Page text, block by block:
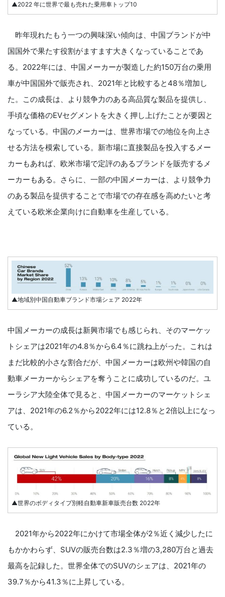
▲2022 年に世界で最も売れた乗用車トップ10
昨年現れたもう一つの興味深い傾向は、中国ブランドが中
国国外で果たす役割がますます大きくなっていることであ
る。2022年には、中国メーカーが製造した約150万台の乗用
車が中国国外で販売され、2021年と比較すると48％増加し
た。この成長は、より競争力のある高品質な製品を提供し、
手頃な価格のEVセグメントを大きく押し上げたことが要因と
なっている。中国のメーカーは、世界市場での地位を向上さ
せる方法を模索している。新市場に直接製品を投入するメー
カーもあれば、欧米市場で定評のあるブランドを販売するメ
ーカーもある。さらに、一部の中国メーカーは、より競争力
のある製品を提供することで市場での存在感を高めたいと考
えている欧米企業向けに自動車を生産している。
▲地域別中国自動車ブランド市場シェア 2022年
中国メーカーの成長は新興市場でも感じられ、そのマーケッ
トシェアは2021年の4.8％から6.4％に跳ね上がった。これは
まだ比較的小さな割合だが、中国メーカーは欧州や韓国の自
動車メーカーからシェアを奪うことに成功しているのだ。ユ
ーラシア大陸全体で見ると、中国メーカーのマーケットシェ
アは、2021年の6.2％から2022年には12.8％と2倍以上になっ
ている。
▲世界のボディタイプ別軽自動車新車販売台数 2022年
2021年から2022年にかけて市場全体が2％近く減少したに
もかかわらず、SUVの販売台数は2.3％増の3,280万台と過去
最高を記録した。世界全体でのSUVのシェアは、2021年の
39.7％から41.3％に上昇している。